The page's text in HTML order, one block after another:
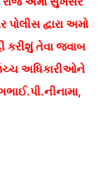
દ્વારા અમો
કરીશું તેવા જવાબ
અધિકારીઓને